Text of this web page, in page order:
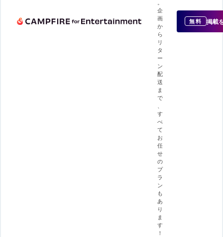
企
画
か
ら
リ
タ
ー
ン
配
送
ま
で
す
べ
て
お
任
せ
の
プ
ラ
ン
も
あ
り
ま
す
！
無料 掲載